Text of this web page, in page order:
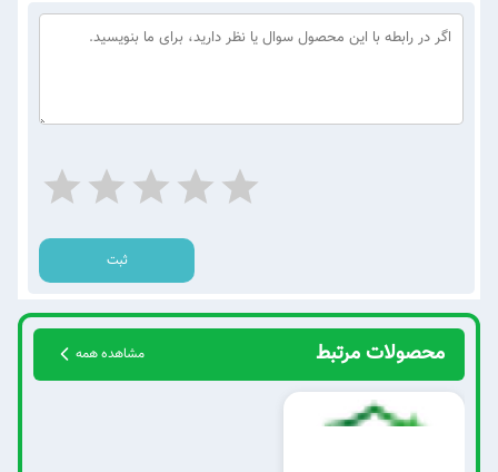
ثبت
محصولات مرتبط مشاهده همه